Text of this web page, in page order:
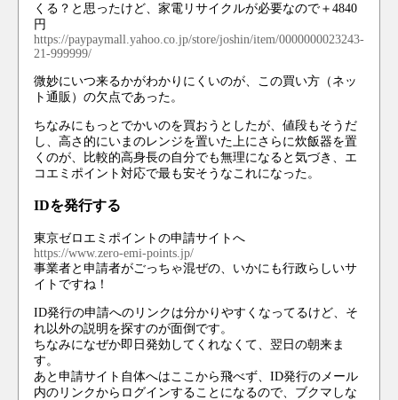
くる？と思ったけど、家電リサイクルが必要なので＋4840
円
https://paypaymall.yahoo.co.jp/store/joshin/item/0000000023243-
21-999999/
微妙にいつ来るかがわかりにくいのが、この買い方（ネッ
ト通販）の欠点であった。
ちなみにもっとでかいのを買おうとしたが、値段もそうだ
し、高さ的にいまのレンジを置いた上にさらに炊飯器を置
くのが、比較的高身長の自分でも無理になると気づき、エ
コエミポイント対応で最も安そうなこれになった。
IDを発行する
東京ゼロエミポイントの申請サイトへ
https://www.zero-emi-points.jp/
事業者と申請者がごっちゃ混ぜの、いかにも行政らしいサ
イトですね！
ID発行の申請へのリンクは分かりやすくなってるけど、そ
れ以外の説明を探すのが面倒です。
ちなみになぜか即日発効してくれなくて、翌日の朝来ま
す。
あと申請サイト自体へはここから飛べず、ID発行のメール
内のリンクからログインすることになるので、ブクマしな